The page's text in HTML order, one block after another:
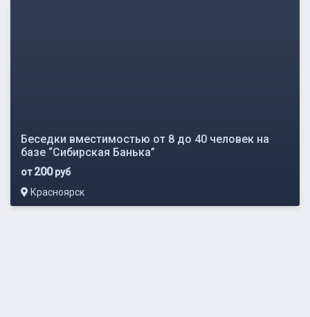
Беседки вместимостью от 8 до 40 человек на
базе “Сибирская Банька”
от200руб
Красноярск